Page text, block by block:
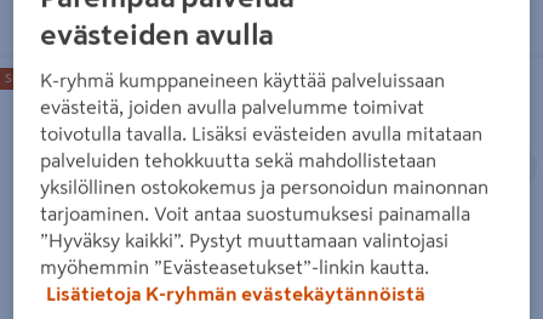
Kattovalaisin Cello Parody 3x35W
GU10
Kattovalaisin Cello Parody
3x35W GU10
Sisältää valaisinpistotulpan
Kattovalaisin Cello Plafond II
400mm
Edellinen
Kattovalaisin Cello Plafond II
400mm
Sisältää valaisinpistotulpan
evästeiden avulla
K-ryhmä kumppaneineen käyttää palveluissaan
evästeitä, joiden avulla palvelumme toimivat
toivotulla tavalla. Lisäksi evästeiden avulla mitataan
palveluiden tehokkuutta sekä mahdollistetaan
yksilöllinen ostokokemus ja personoidun mainonnan
tarjoaminen. Voit antaa suostumuksesi painamalla
”Hyväksy kaikki”. Pystyt muuttamaan valintojasi
myöhemmin ”Evästeasetukset”-linkin kautta.
Lisätietoja K-ryhmän evästekäytännöistä